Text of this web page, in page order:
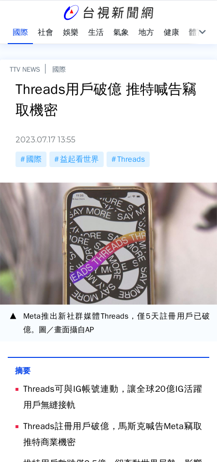
國際 社會 娛樂 生活 氣象 地方 健康 體育
TTV NEWS 國際
Threads用戶破億 推特喊告竊
取機密
2023.07.17 13:55
國際 益起看世界 Threads
Meta推出新社群媒體Threads，僅5天註冊用戶已破
億。圖／畫面攝自AP
Threads可與IG帳號連動，讓全球20億IG活躍
用戶無縫接軌
Threads註冊用戶破億，馬斯克喊告Meta竊取
推特商業機密